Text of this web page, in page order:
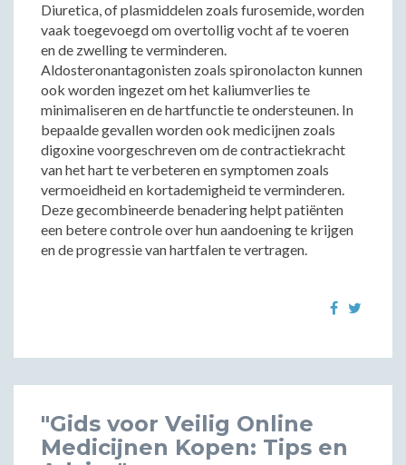
Diuretica, of plasmiddelen zoals furosemide, worden
vaak toegevoegd om overtollig vocht af te voeren
en de zwelling te verminderen.
Aldosteronantagonisten zoals spironolacton kunnen
ook worden ingezet om het kaliumverlies te
minimaliseren en de hartfunctie te ondersteunen. In
bepaalde gevallen worden ook medicijnen zoals
digoxine voorgeschreven om de contractiekracht
van het hart te verbeteren en symptomen zoals
vermoeidheid en kortademigheid te verminderen.
Deze gecombineerde benadering helpt patiënten
een betere controle over hun aandoening te krijgen
en de progressie van hartfalen te vertragen.
"Gids voor Veilig Online
Medicijnen Kopen: Tips en